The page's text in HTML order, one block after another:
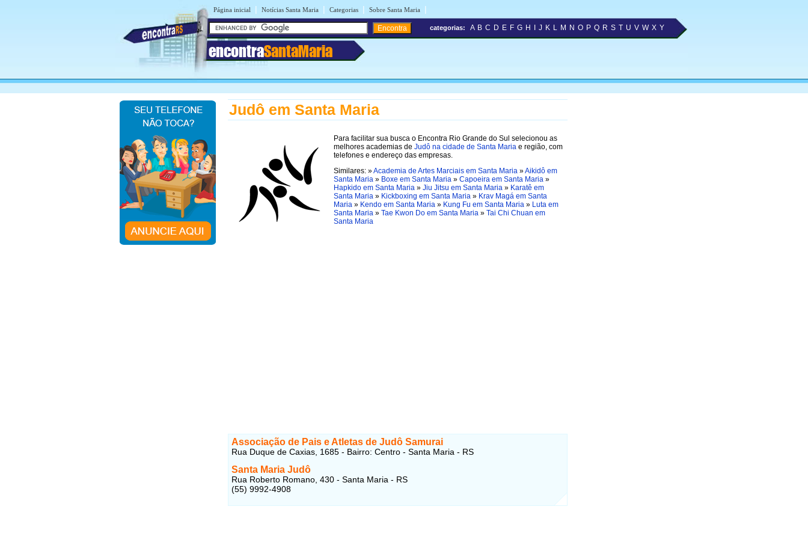
Página inicial | Notícias Santa Maria | Categorias | Sobre Santa Maria |
encontraSantaMaria
categorias: A B C D E F G H J K L M N O P Q R S T U V W X Y
Judô em Santa Maria
Para facilitar sua busca o Encontra Rio Grande do Sul selecionou as
melhores academias de Judô na cidade de Santa Maria e região, com
telefones e endereço das empresas.
Similares: »Academia de Artes Marciais em Santa Maria »Aikidô em
Santa Maria » Boxe em Santa Maria » Capoeira em Santa Maria »
Hapkido em Santa Maria » Jiu Jitsu em Santa Maria » Karatê em
Santa Maria » Kickboxing em Santa Maria » Krav Magá em Santa
Maria » Kendo em Santa Maria » Kung Fu em Santa Maria » Luta em
Santa Maria » Tae Kwon Do em Santa Maria » Tai Chi Chuan em
Santa Maria
Associação de Pais e Atletas de Judô Samurai
Rua Duque de Caxias, 1685 - Bairro: Centro - Santa Maria - RS
Santa Maria Judô
Rua Roberto Romano, 430 - Santa Maria - RS
(55) 9992-4908